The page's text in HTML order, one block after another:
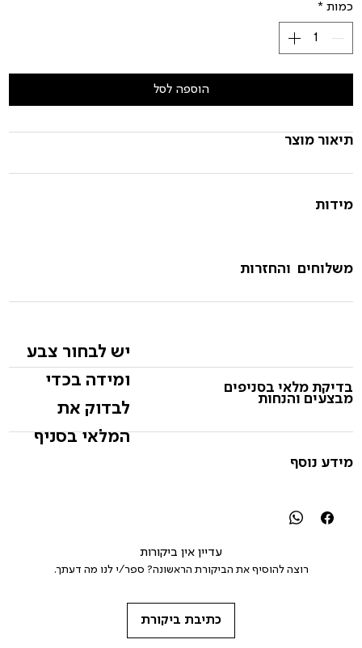
כמות *
הוספה לסל
תיאור מוצר
מידות
משלוחים והחזרות
יש לבחור צבע
ומידה בכדי
לבדוק את
המלאי בסניף
בדיקת מלאי בסניפים
מבצעים והנחות
מידע נוסף
עדיין אין ביקורות
רוצה להוסיף את הביקורת הראשונה? ספר/י לנו מה דעתך.
כתיבת ביקורת